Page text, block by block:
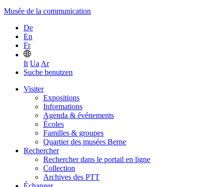
Musée de la communication
De
En
Fr
It Ua Ar
Suche benutzen
Visiter
Expositions
Informations
Agenda & événements
Écoles
Familles & groupes
Quartier des musées Berne
Rechercher
Rechercher dans le portail en ligne
Collection
Archives des PTT